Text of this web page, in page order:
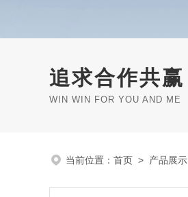
追求合作共赢
WIN WIN FOR YOU AND ME
当前位置： 首页 > 产品展示